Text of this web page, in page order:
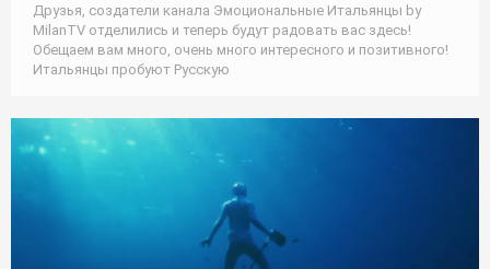
Друзья, создатели канала Эмоциональные Итальянцы by
MilanTV отделились и теперь будут радовать вас здесь!
Обещаем вам много, очень много интересного и позитивного!
Итальянцы пробуют Русскую